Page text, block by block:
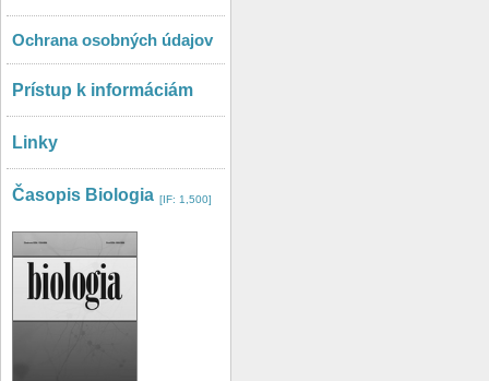
Ochrana osobných údajov
Prístup k informáciám
Linky
Časopis Biologia [IF: 1,500]